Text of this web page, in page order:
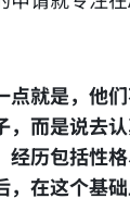
点就是，他
，而是说去
经历包括性
，在这个基